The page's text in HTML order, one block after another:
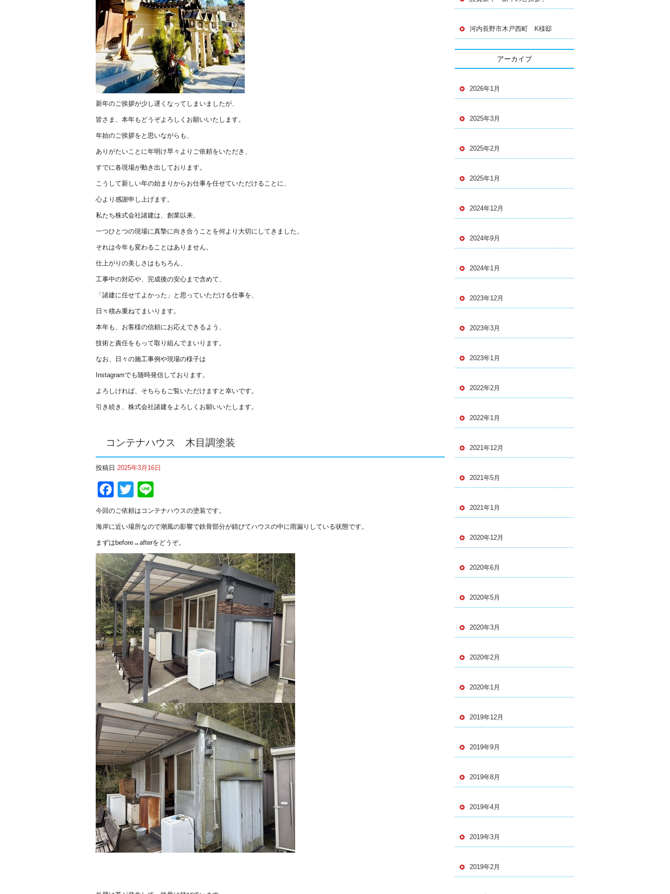
新年のご挨拶が少し遅くなってしまいましたが、
皆さま、本年もどうぞよろしくお願いいたします。
年始のご挨拶をと思いながらも、
ありがたいことに年明け早々よりご依頼をいただき、
すでに各現場が動き出しております。
こうして新しい年の始まりからお仕事を任せていただけることに、
心より感謝申し上げます。
私たち株式会社諸建は、創業以来、
一つひとつの現場に真摯に向き合うことを何より大切にしてきまし た。
それは今年も変わることはありません。
仕上がりの美しさはもちろん、
工事中の対応や、完成後の安心まで含めて、
「諸建に任せてよかった」と思っていただける仕事を、
日々積み重ねてまいります。
本年も、お客様の信頼にお応えできるよう、
技術と責任をもって取り組んでまいります。
なお、日々の施工事例や現場の様子は
Instagramでも随時発信しております。
よろしければ、そちらもご覧いただけますと幸いです。
引き続き、株式会社諸建をよろしくお願いいたします。
コンテナハウス 木目調塗装
投稿日 2025年3月16日
Facebook
Twitter
今回のご依頼はコンテナハウスの塗装です。
海岸に近い場所なので潮風の影響で鉄骨部分が錆びてハウスの中に雨漏りしている状態です。
まずはbefore→afterをどうぞ。
河内長野市木戸西町 K様邸
アーカイブ
2026年1月
2025年3月
2025年2月
2025年1月
2024年12月
2024年9月
2024年1月
2023年12月
2023年3月
2023年1月
2022年2月
2022年1月
2021年12月
2021年5月
2021年1月
2020年12月
2020年6月
2020年5月
2020年3月
2020年2月
2020年1月
2019年12月
2019年9月
2019年8月
2019年4月
2019年3月
2019年2月